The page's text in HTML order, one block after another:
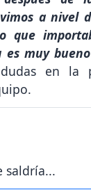
a nivel
que
es muy
en la
saldría...